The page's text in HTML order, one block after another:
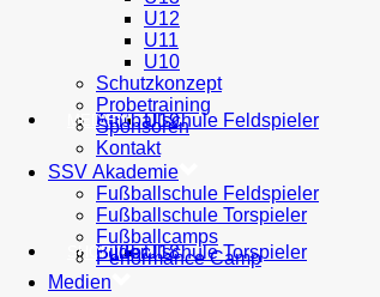
AH U19
U18
Fußballschule Feldspieler
Fußballschule Torspieler
MEDIEN
Bilder
SHOP
U12
U11
U10
Schutzkonzept
Probetraining
Sponsoren
Kontakt
SSV Akademie
Fußballschule Feldspieler
Fußballschule Torspieler
Fußballcamps
Performance Camp
Medien